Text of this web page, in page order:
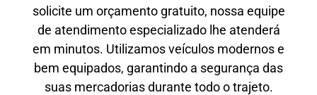
solicite um orçamento gratuito, nossa equipe
de atendimento especializado lhe atenderá
em minutos. Utilizamos veículos modernos e
bem equipados, garantindo a segurança das
suas mercadorias durante todo o trajeto.